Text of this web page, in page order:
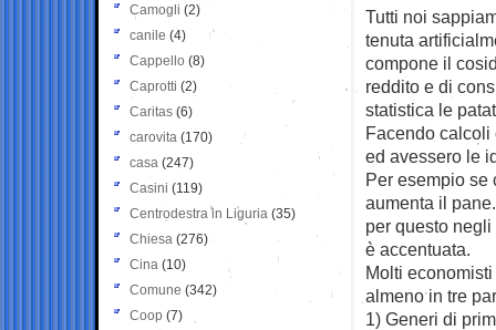
Tutti noi
tenuta
compone il
reddito e di
statistica le
Facendo calcoli
ed avessero le
Per esempio se
aumenta il
per questo
è accentuata.
Molti
almeno in tre
1) Generi di
Camogli (2)
canile (4)
Cappello (8)
Caprotti (2)
Caritas (6)
carovita (170)
casa (247)
Casini (119)
Centrodestra in Liguria (35)
Chiesa (276)
Cina (10)
Comune (342)
Coop (7)